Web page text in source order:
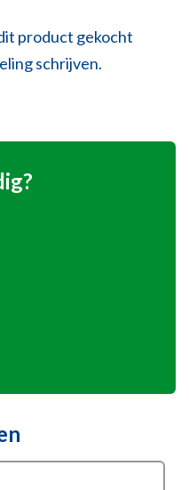
product gekocht
schrijven.